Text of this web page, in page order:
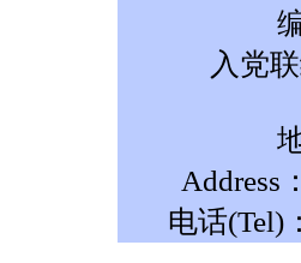
入党
Address
电话(Tel)